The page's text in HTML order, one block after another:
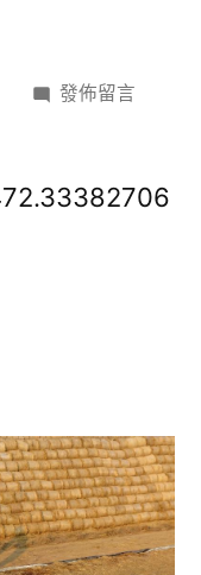
在
豐
為
寶
_OSDER
奧
發佈留言